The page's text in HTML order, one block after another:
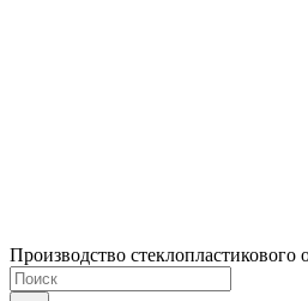
Производство стеклопластикового